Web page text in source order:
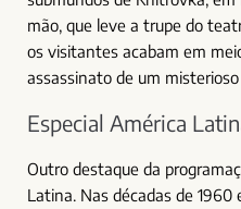
mão, que leve a trupe do
os visitantes acabam em
assassinato de um
Especial América
Outro destaque da
Latina. Nas décadas de 1960